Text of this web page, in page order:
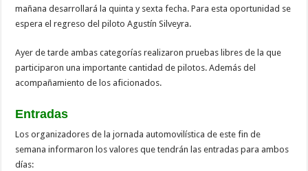
mañana desarrollará la quinta y sexta fecha. Para esta oportunidad se
espera el regreso del piloto Agustín Silveyra.
Ayer de tarde ambas categorías realizaron pruebas libres de la que
participaron una importante cantidad de pilotos. Además del
acompañamiento de los aficionados.
Entradas
Los organizadores de la jornada automovilística de este fin de
semana informaron los valores que tendrán las entradas para ambos
días: